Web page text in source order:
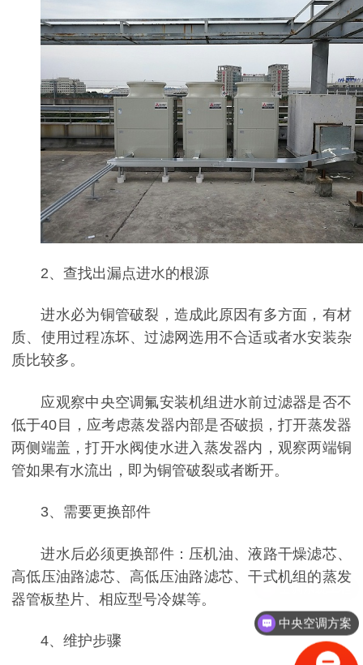
2、查找出漏点进水的根源
进水必为铜管破裂，造成此原因有多方面，有材
质、使用过程冻坏、过滤网选用不合适或者水安装杂
质比较多。
应观察中央空调氟安装机组进水前过滤器是否不
低于40目，应考虑蒸发器内部是否破损，打开蒸发器
两侧端盖，打开水阀使水进入蒸发器内，观察两端铜
管如果有水流出，即为铜管破裂或者断开。
3、需要更换部件
进水后必须更换部件：压机油、液路干燥滤芯、
高低压油路滤芯、高低压油路滤芯、干式机组的蒸发
器管板垫片、相应型号冷媒等。
4、维护步骤
中央空调方案